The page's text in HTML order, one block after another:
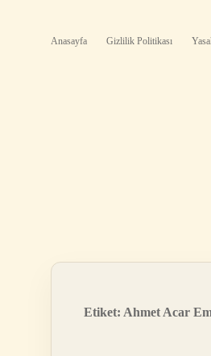
Anasayfa Gizlilik Politikası
Etiket: Ahmet Acar